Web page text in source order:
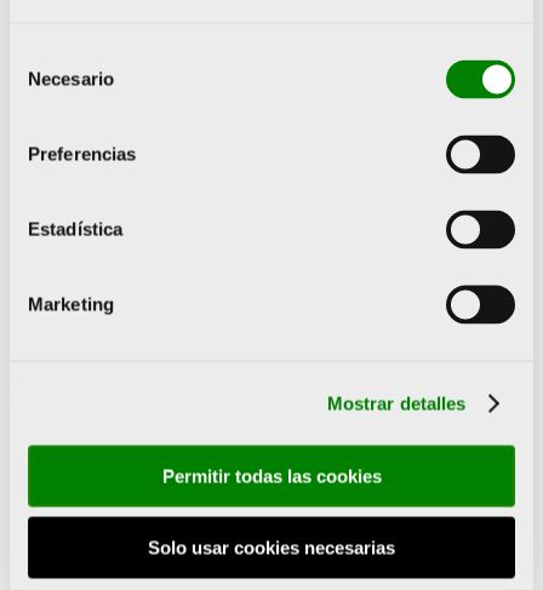
Necesario
Preferencias
Estadística
Marketing
Mostrar detalles
Permitir todas las cookies
Solo usar cookies necesarias
Conoce más sobre el plan de ayudas,